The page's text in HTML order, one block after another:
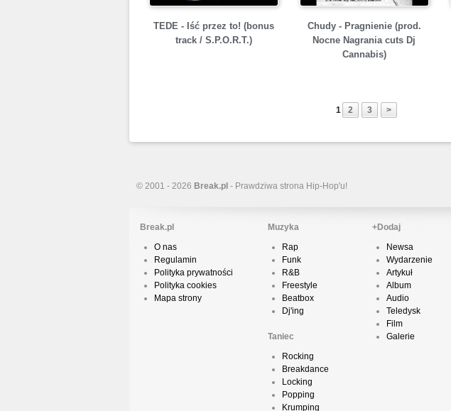
TEDE - Iść przez to! (bonus
track / S.P.O.R.T.)
Chudy - Pragnienie (prod.
Nocne Nagrania cuts Dj
Cannabis)
1 2 3 >
© 2001 - 2026 Break.pl - Prawdziwa strona Hip-Hop'u!
Break.pl
O nas
Regulamin
Polityka prywatności
Polityka cookies
Mapa strony
Muzyka
Rap
Funk
R&B
Freestyle
Beatbox
Dj'ing
Taniec
Rocking
Breakdance
Locking
Popping
Krumping
+Dodaj
Newsa
Wydarzenie
Artykuł
Album
Audio
Teledysk
Film
Galerie